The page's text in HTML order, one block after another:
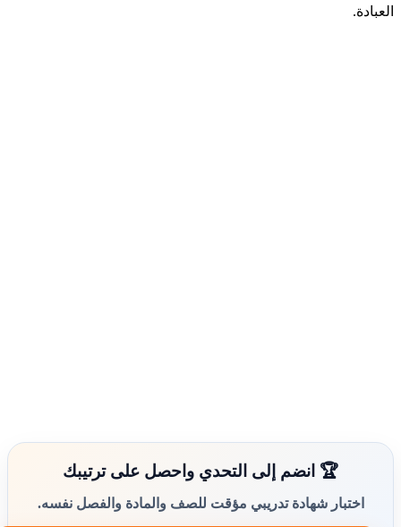
العبادة.
🏆 انضم إلى التحدي واحصل على ترتيبك
اختبار شهادة تدريبي مؤقت للصف والمادة والفصل نفسه.